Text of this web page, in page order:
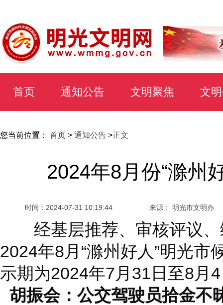
首页 通知公告 文明聚焦 文
您当前位置： 首页 > 通知公告 >正文
2024年8月份“滁州
时间： 2024-07-31 10:19:44 来源： 明光市文明办
经基层推荐、审核评议、
2024年8月“滁州好人”明光市
示期为2024年7月31日至8月
胡振会：公交驾驶员拾金不